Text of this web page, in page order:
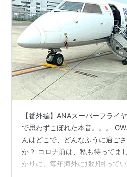
【番外編】ANAスーパーフライ
で思わずこぼれた本音。。。
んはどこで、どんなふうに過ご
か？ コロナ前は、私も待ってま
かりに、毎年海外に飛び回って